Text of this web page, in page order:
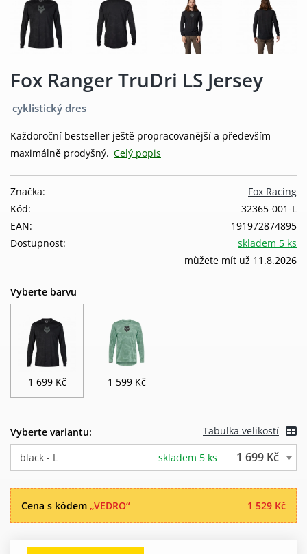
Fox Ranger TruDri LS Jersey
cyklistický dres
Každoroční bestseller ještě propracovanější a především
maximálně prodyšný. Celý popis
Fox Racing
Značka:
32365-001-L
Kód:
191972874895
EAN:
skladem 5 ks
můžete mít už 11.8.2026
Dostupnost:
Vyberte barvu
1 699 Kč 1 599 Kč
Vyberte variantu: Tabulka velikostí
black - L skladem 5 ks 1 699 Kč
1 529 Kč
Cena s kódem „VEDRO“